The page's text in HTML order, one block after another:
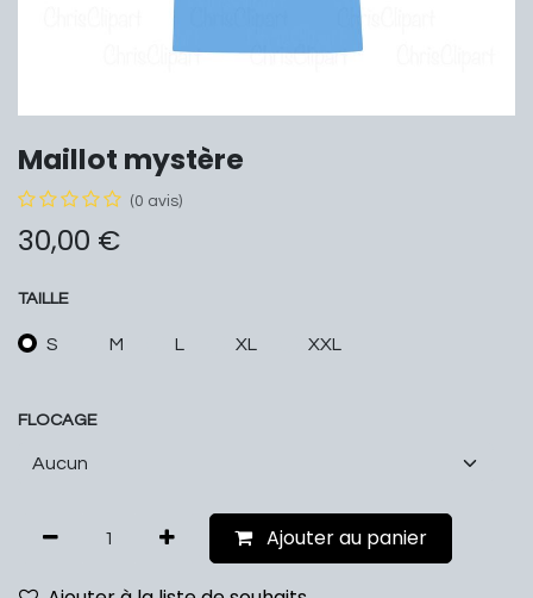
Maillot mystère
(0 avis)
30,00 €
TAILLE
S M L XL XXL
FLOCAGE
Ajouter au panier